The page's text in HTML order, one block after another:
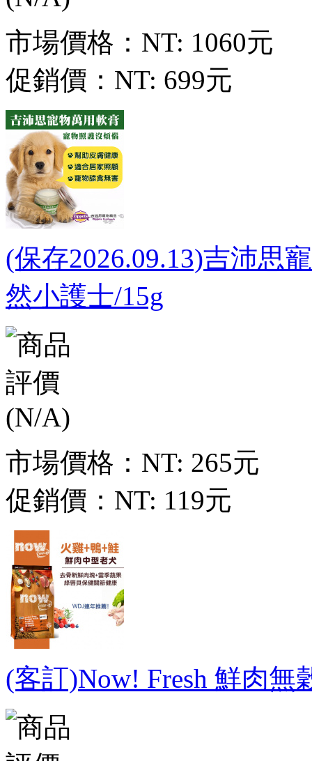
市場價格： NT: 1060元
促銷價： NT: 699元
(保存2026.09.13)吉沛思
然小護士/15g
市場價格： NT: 265元
促銷價： NT: 119元
(客訂)Now! Fresh 鮮肉